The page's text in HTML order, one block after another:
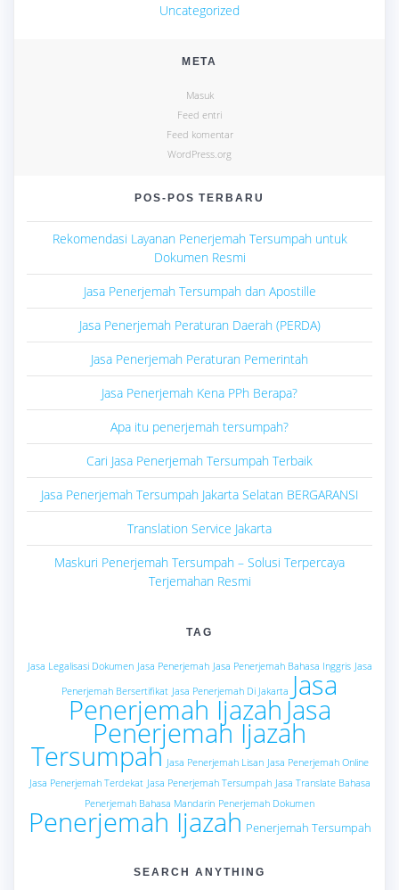
Uncategorized
META
Masuk
Feed entri
Feed komentar
WordPress.org
POS-POS TERBARU
Rekomendasi Layanan Penerjemah Tersumpah untuk
Dokumen Resmi
Jasa Penerjemah Tersumpah dan Apostille
Jasa Penerjemah Peraturan Daerah (PERDA)
Jasa Penerjemah Peraturan Pemerintah
Jasa Penerjemah Kena PPh Berapa?
Apa itu penerjemah tersumpah?
Cari Jasa Penerjemah Tersumpah Terbaik
Jasa Penerjemah Tersumpah Jakarta Selatan BERGARANSI
Translation Service Jakarta
Maskuri Penerjemah Tersumpah – Solusi Terpercaya
Terjemahan Resmi
TAG
Jasa Legalisasi Dokumen Jasa Penerjemah Jasa Penerjemah Bahasa Inggris Jasa
Penerjemah Bersertifikat Jasa Penerjemah Di Jakarta Jasa
Penerjemah Ijazah Jasa
Penerjemah Ijazah
Tersumpah Jasa Penerjemah Lisan Jasa Penerjemah Online
Jasa Penerjemah Terdekat Jasa Penerjemah Tersumpah Jasa Translate Bahasa
Penerjemah Bahasa Mandarin Penerjemah Dokumen
Penerjemah Ijazah Penerjemah Tersumpah
SEARCH ANYTHING